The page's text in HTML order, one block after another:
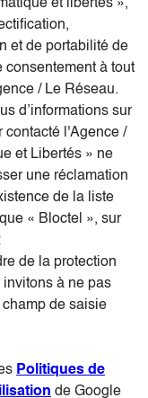
et libertés »,
et de portabilité de
consentement à tout
/ Le Réseau.
d’informations sur
contacté l'Agence /
et Libertés » ne
une réclamation
de la liste
« Bloctel », sur
de la protection
à ne pas
de saisie
Politiques de
de Google